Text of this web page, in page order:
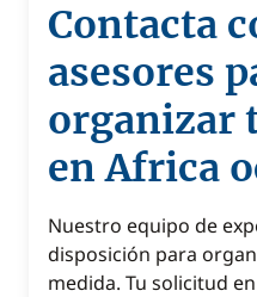
Contacta
asesores
organizar
en Africa
Nuestro equipo de
disposición para
medida. Tu solicitud